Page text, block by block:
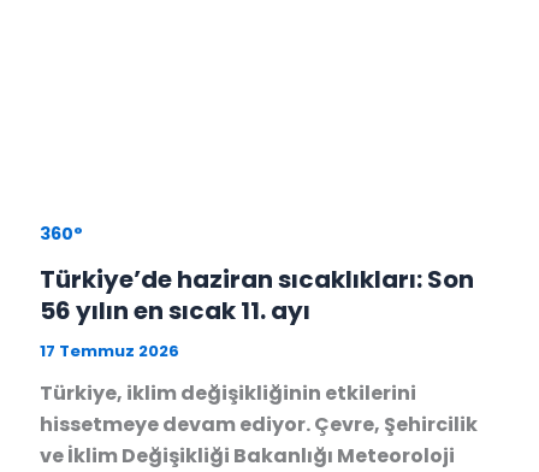
360°
Türkiye’de haziran sıcaklıkları: Son
56 yılın en sıcak 11. ayı
17 Temmuz 2026
Türkiye, iklim değişikliğinin etkilerini
hissetmeye devam ediyor. Çevre, Şehircilik
ve İklim Değişikliği Bakanlığı Meteoroloji